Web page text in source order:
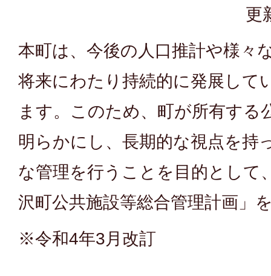
更
本町は、今後の人口推計や様々
将来にわたり持続的に発展して
ます。このため、町が所有する
明らかにし、長期的な視点を持
な管理を行うことを目的として
沢町公共施設等総合管理計画」
※令和4年3月改訂